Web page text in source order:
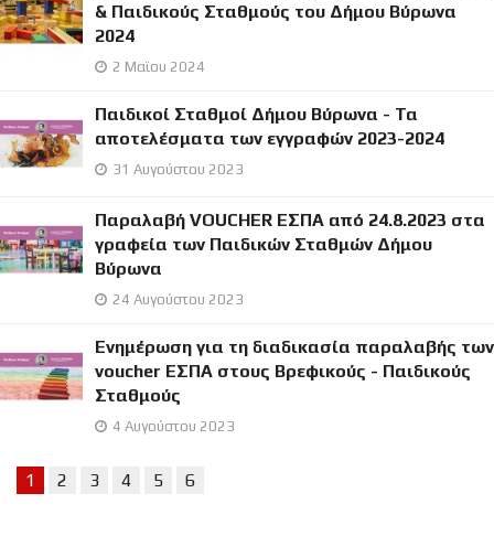
& Παιδικούς Σταθμούς του Δήμου Βύρωνα
2024
2 Μαϊου 2024
Παιδικοί Σταθμοί Δήμου Βύρωνα - Τα
αποτελέσματα των εγγραφών 2023-2024
31 Αυγούστου 2023
Παραλαβή VOUCHER ΕΣΠΑ από 24.8.2023 στα
γραφεία των Παιδικών Σταθμών Δήμου
Βύρωνα
24 Αυγούστου 2023
Ενημέρωση για τη διαδικασία παραλαβής των
voucher ΕΣΠΑ στους Βρεφικούς - Παιδικούς
Σταθμούς
4 Αυγούστου 2023
1 2 3 4 5 6